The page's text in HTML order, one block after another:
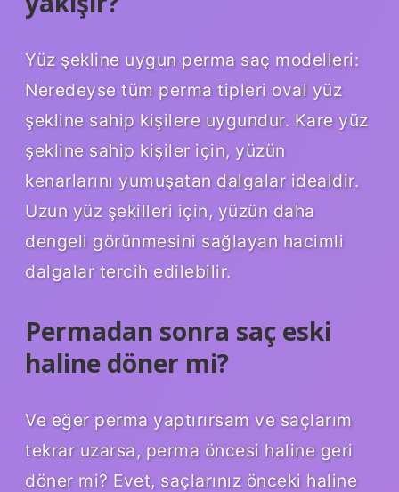
Yüz şekline uygun perma saç modelleri:
Neredeyse tüm perma tipleri oval yüz
şekline sahip kişilere uygundur. Kare yüz
şekline sahip kişiler için, yüzün
kenarlarını yumuşatan dalgalar idealdir.
Uzun yüz şekilleri için, yüzün daha
dengeli görünmesini sağlayan hacimli
dalgalar tercih edilebilir.
Permadan sonra saç eski
haline döner mi?
Ve eğer perma yaptırırsam ve saçlarım
tekrar uzarsa, perma öncesi haline geri
döner mi? Evet, saçlarınız önceki haline